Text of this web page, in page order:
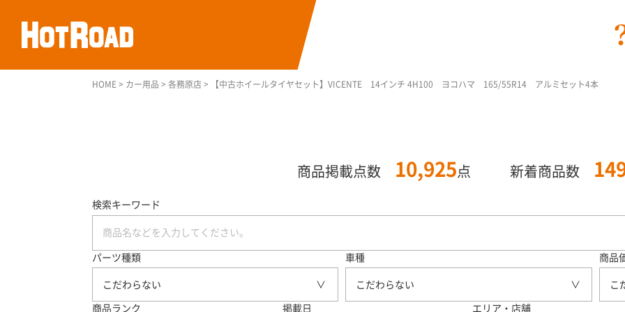
HOME > カー用品 > 各務原店 > 【中古ホイールタイヤセット】VICENTE 14インチ 4H100 ヨコハマ 165/55R14 アルミセット4本
商品掲載点数 10,925 点 新着商品数
検索キーワード
パーツ種類
こだわらない
車種
こだわらない
商品
こ
商品ランク 掲載日 エリア・店舗